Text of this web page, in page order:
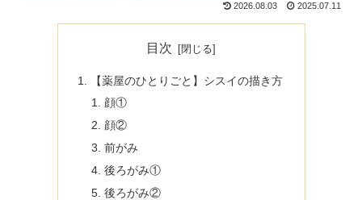
2026.08.03 2025.07.11
目次
【薬屋のひとりごと】シスイの描き方
顔①
顔②
前がみ
後ろがみ①
後ろがみ②